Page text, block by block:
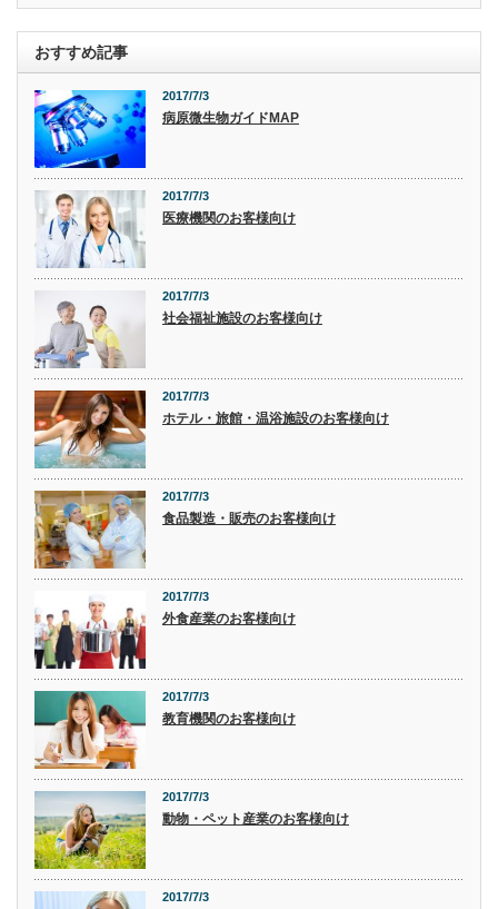
おすすめ記事
2017/7/3
病原微生物ガイドMAP
2017/7/3
医療機関のお客様向け
2017/7/3
社会福祉施設のお客様向け
2017/7/3
ホテル・旅館・温浴施設のお客様向け
2017/7/3
食品製造・販売のお客様向け
2017/7/3
外食産業のお客様向け
2017/7/3
教育機関のお客様向け
2017/7/3
動物・ペット産業のお客様向け
2017/7/3